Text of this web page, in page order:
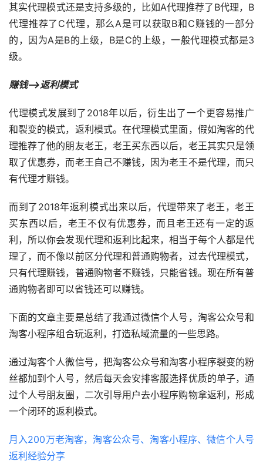
其实代理模式还是支持多级的，比如A代理推荐了B代理，B
代理推荐了C代理，那么A是可以获取B和C赚钱的一部分
的，因为A是B的上级，B是C的上级，一般代理模式都是3
级。
赚钱–>返利模式
代理模式发展到了2018年以后，衍生出了一个更容易推广
和裂变的模式，返利模式。在代理模式里面，假如淘客的代
理推荐了他的朋友老王，老王买东西以后，老王其实只是领
取了优惠券，而老王自己不赚钱，因为老王不是代理，而只
有代理才赚钱。
而到了2018年返利模式出来以后，代理带来了老王，老王
买东西以后，老王不仅有优惠券，而且老王还有一定的返
利，所以你会发现代理和返利比起来，相当于每个人都是代
理了，而不像以前区分代理和普通购物者，过去代理模式，
只有代理赚钱，普通购物者不赚钱，只能省钱。现在所有普
通购物者即可以省钱还可以赚钱。
下面的文章主要是总结了我通过微信个人号，淘客公众号和
淘客小程序组合玩返利，打造私域流量的一些思路。
通过淘客个人微信号，把淘客公众号和淘客小程序裂变的粉
丝都加到个人号，然后每天会安排客服选择优质的单子，通
过个人号朋友圈，二次引导用户去小程序购物拿返利，形成
一个闭环的返利模式。
月入200万老淘客，淘客公众号、淘客小程序、微信个人号
返利经验分享